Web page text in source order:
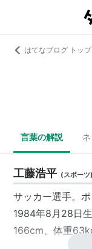
はてなブログ トップ
言葉の解説
工藤浩平 (スポーツ)
サッカー選手。
1984年8月28日
166cm、体重